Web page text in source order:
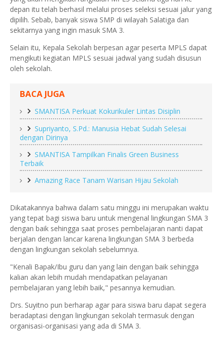
depan itu telah berhasil melalui proses seleksi sesuai jalur yang
dipilih. Sebab, banyak siswa SMP di wilayah Salatiga dan
sekitarnya yang ingin masuk SMA 3.
Selain itu, Kepala Sekolah berpesan agar peserta MPLS dapat
mengikuti kegiatan MPLS sesuai jadwal yang sudah disusun
oleh sekolah.
BACA JUGA
SMANTISA Perkuat Kokurikuler Lintas Disiplin
Supriyanto, S.Pd.: Manusia Hebat Sudah Selesai
dengan Dirinya
SMANTISA Tampilkan Finalis Green Business
Terbaik
Amazing Race Tanam Warisan Hijau Sekolah
Dikatakannya bahwa dalam satu minggu ini merupakan waktu
yang tepat bagi siswa baru untuk mengenal lingkungan SMA 3
dengan baik sehingga saat proses pembelajaran nanti dapat
berjalan dengan lancar karena lingkungan SMA 3 berbeda
dengan lingkungan sekolah sebelumnya.
"Kenali Bapak/Ibu guru dan yang lain dengan baik sehingga
kalian akan lebih mudah mendapatkan pelayanan
pembelajaran yang lebih baik," pesannya kemudian.
Drs. Suyitno pun berharap agar para siswa baru dapat segera
beradaptasi dengan lingkungan sekolah termasuk dengan
organisasi-organisasi yang ada di SMA 3.